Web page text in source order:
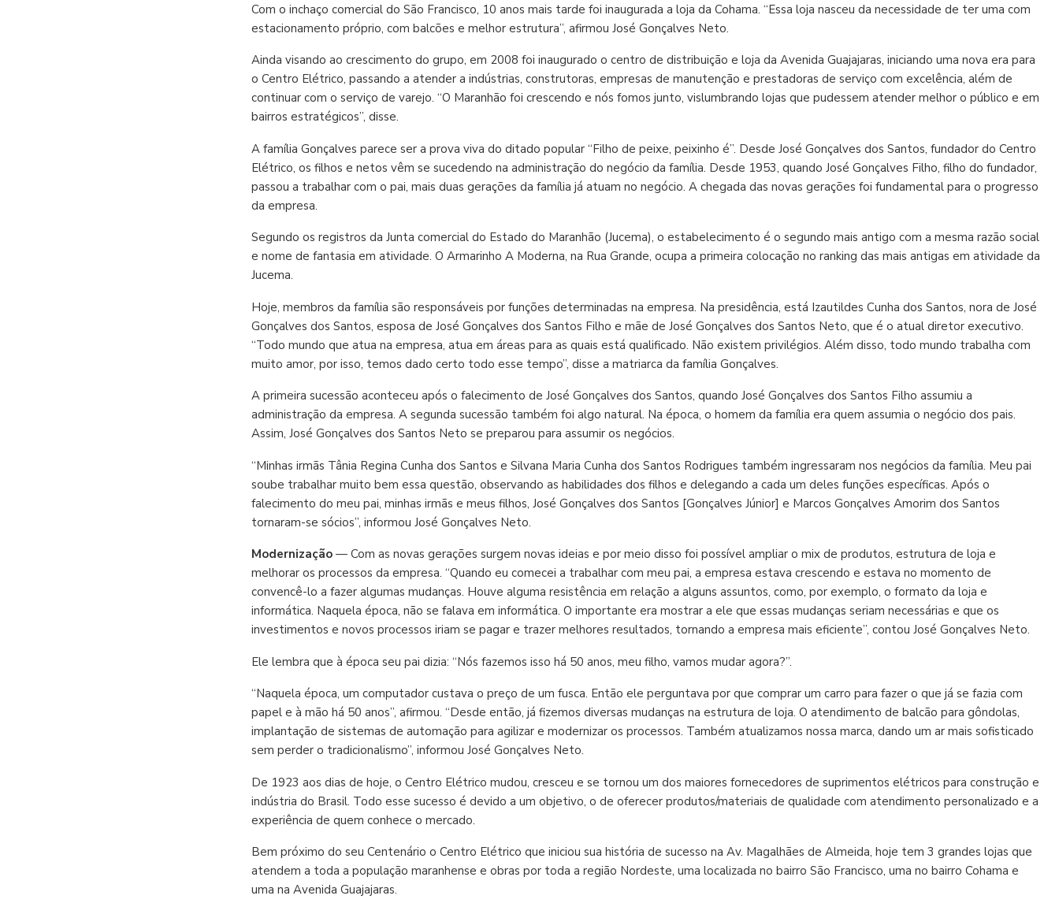
Com o inchaço comercial do São Francisco, 10 anos mais tarde foi inaugurada a loja da Cohama. “Essa loja nasceu da necessidade de ter uma com
estacionamento próprio, com balcões e melhor estrutura”, afirmou José Gonçalves Neto.
Ainda visando ao crescimento do grupo, em 2008 foi inaugurado o centro de distribuição e loja da Avenida Guajajaras, iniciando uma nova era para
o Centro Elétrico, passando a atender a indústrias, construtoras, empresas de manutenção e prestadoras de serviço com excelência, além de
continuar com o serviço de varejo. “O Maranhão foi crescendo e nós fomos junto, vislumbrando lojas que pudessem atender melhor o público e em
bairros estratégicos”, disse.
A família Gonçalves parece ser a prova viva do ditado popular “Filho de peixe, peixinho é”. Desde José Gonçalves dos Santos, fundador do Centro
Elétrico, os filhos e netos vêm se sucedendo na administração do negócio da família. Desde 1953, quando José Gonçalves Filho, filho do fundador,
passou a trabalhar com o pai, mais duas gerações da família já atuam no negócio. A chegada das novas gerações foi fundamental para o progresso
da empresa.
Segundo os registros da Junta comercial do Estado do Maranhão (Jucema), o estabelecimento é o segundo mais antigo com a mesma razão social
e nome de fantasia em atividade. O Armarinho A Moderna, na Rua Grande, ocupa a primeira colocação no ranking das mais antigas em atividade da
Jucema.
Hoje, membros da família são responsáveis por funções determinadas na empresa. Na presidência, está Izautildes Cunha dos Santos, nora de José
Gonçalves dos Santos, esposa de José Gonçalves dos Santos Filho e mãe de José Gonçalves dos Santos Neto, que é o atual diretor executivo.
“Todo mundo que atua na empresa, atua em áreas para as quais está qualificado. Não existem privilégios. Além disso, todo mundo trabalha com
muito amor, por isso, temos dado certo todo esse tempo”, disse a matriarca da família Gonçalves.
A primeira sucessão aconteceu após o falecimento de José Gonçalves dos Santos, quando José Gonçalves dos Santos Filho assumiu a
administração da empresa. A segunda sucessão também foi algo natural. Na época, o homem da família era quem assumia o negócio dos pais.
Assim, José Gonçalves dos Santos Neto se preparou para assumir os negócios.
“Minhas irmãs Tânia Regina Cunha dos Santos e Silvana Maria Cunha dos Santos Rodrigues também ingressaram nos negócios da família. Meu pai
soube trabalhar muito bem essa questão, observando as habilidades dos filhos e delegando a cada um deles funções específicas. Após o
falecimento do meu pai, minhas irmãs e meus filhos, José Gonçalves dos Santos [Gonçalves Júnior] e Marcos Gonçalves Amorim dos Santos
tornaram-se sócios”, informou José Gonçalves Neto.
Modernização — Com as novas gerações surgem novas ideias e por meio disso foi possível ampliar o mix de produtos, estrutura de loja e
melhorar os processos da empresa. “Quando eu comecei a trabalhar com meu pai, a empresa estava crescendo e estava no momento de
convencê-lo a fazer algumas mudanças. Houve alguma resistência em relação a alguns assuntos, como, por exemplo, o formato da loja e
informática. Naquela época, não se falava em informática. O importante era mostrar a ele que essas mudanças seriam necessárias e que os
investimentos e novos processos iriam se pagar e trazer melhores resultados, tornando a empresa mais eficiente”, contou José Gonçalves Neto.
Ele lembra que à época seu pai dizia: “Nós fazemos isso há 50 anos, meu filho, vamos mudar agora?”.
“Naquela época, um computador custava o preço de um fusca. Então ele perguntava por que comprar um carro para fazer o que já se fazia com
papel e à mão há 50 anos”, afirmou. “Desde então, já fizemos diversas mudanças na estrutura de loja. O atendimento de balcão para gôndolas,
implantação de sistemas de automação para agilizar e modernizar os processos. Também atualizamos nossa marca, dando um ar mais sofisticado
sem perder o tradicionalismo”, informou José Gonçalves Neto.
De 1923 aos dias de hoje, o Centro Elétrico mudou, cresceu e se tornou um dos maiores fornecedores de suprimentos elétricos para construção e
indústria do Brasil. Todo esse sucesso é devido a um objetivo, o de oferecer produtos/materiais de qualidade com atendimento personalizado e a
experiência de quem conhece o mercado.
Bem próximo do seu Centenário o Centro Elétrico que iniciou sua história de sucesso na Av. Magalhães de Almeida, hoje tem 3 grandes lojas que
atendem a toda a população maranhense e obras por toda a região Nordeste, uma localizada no bairro São Francisco, uma no bairro Cohama e
uma na Avenida Guajajaras.